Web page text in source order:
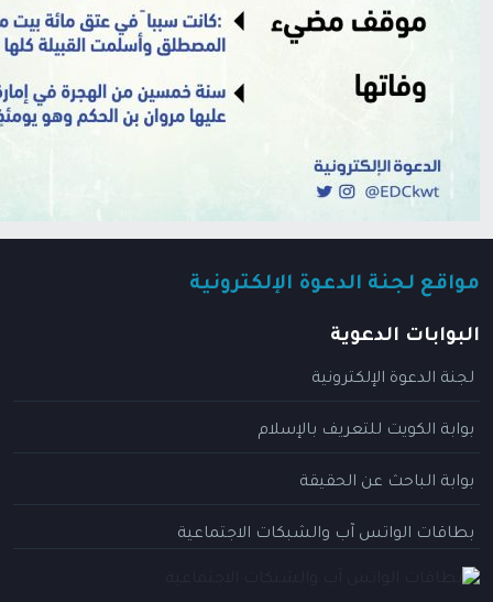
مواقع لجنة الدعوة الإلكترونية
البوابات الدعوية
لجنة الدعوة الإلكترونية
بوابة الكويت للتعريف بالإسلام
بوابة الباحث عن الحقيقة
بطاقات الواتس آب والشبكات الاجتماعية